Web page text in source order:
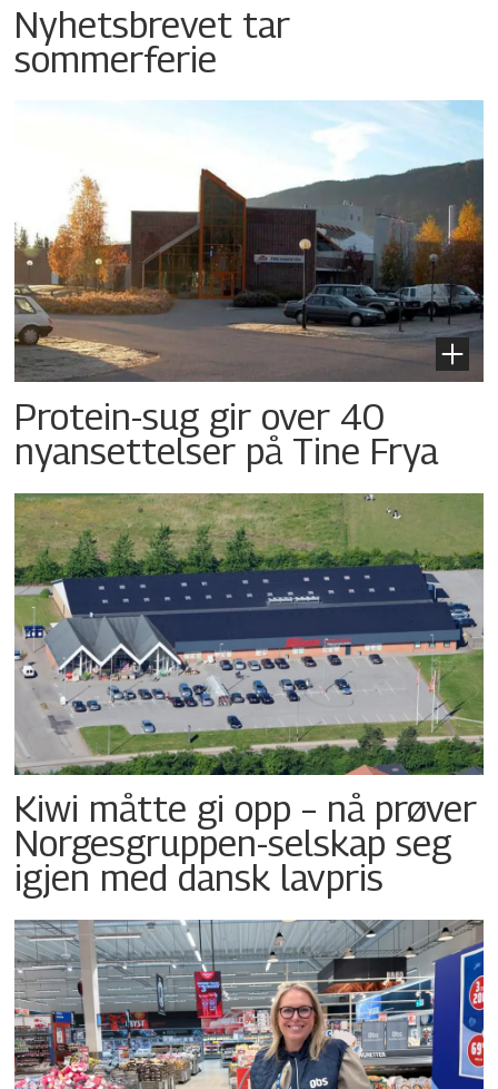
Nyhetsbrevet tar
sommerferie
Protein-sug gir over 40
nyansettelser på Tine Frya
Kiwi måtte gi opp – nå prøver
Norgesgruppen-selskap seg
igjen med dansk lavpris